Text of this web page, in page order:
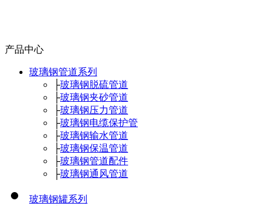
产品中心
玻璃钢管道系列
├玻璃钢脱硫管道
├玻璃钢夹砂管道
├玻璃钢压力管道
├玻璃钢电缆保护管
├玻璃钢输水管道
├玻璃钢保温管道
├玻璃钢管道配件
├玻璃钢通风管道
玻璃钢罐系列